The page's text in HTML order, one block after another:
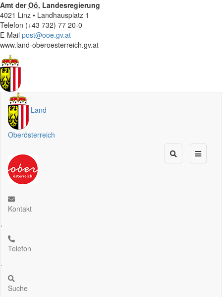
Amt derOö. Landesregierung
4021 Linz • Landhausplatz 1
Telefon (+43 732) 77 20-0
E-Mail post@ooe.gv.at
www.land-oberoesterreich.gv.at
Land
Oberösterreich
Kontakt
.
Telefon
.
Suche